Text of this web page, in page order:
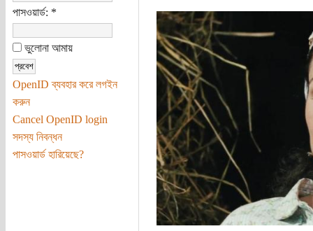
পাসওয়ার্ড: *
ভুলোনা আমায়
OpenID ব্যবহার করে লগইন
করুন
Cancel OpenID login
সদস্য নিবন্ধন
পাসওয়ার্ড হারিয়েছে?